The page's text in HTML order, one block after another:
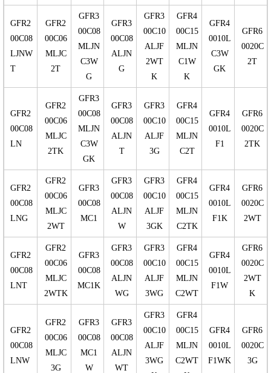
GFR2
00C08
LJNW
T
GFR2
00C06
MLJC
2T
GFR3
00C08
MLJN
C3W
G
GFR3
00C08
ALJN
G
GFR3
00C10
ALJF
2WT
K
GFR4
00C15
MLJN
C1W
K
GFR4
0010L
C3W
GK
GFR6
0020C
2T
GFR2
00C08
LN
GFR2
00C06
MLJC
2TK
GFR3
00C08
MLJN
C3W
GK
GFR3
00C08
ALJN
T
GFR3
00C10
ALJF
3G
GFR4
00C15
MLJN
C2T
GFR4
0010L
F1
GFR6
0020C
2TK
GFR2
00C08
LNG
GFR2
00C06
MLJC
2WT
GFR3
00C08
MC1
GFR3
00C08
ALJN
W
GFR3
00C10
ALJF
3GK
GFR4
00C15
MLJN
C2TK
GFR4
0010L
F1K
GFR6
0020C
2WT
GFR2
00C08
LNT
GFR2
00C06
MLJC
2WTK
GFR3
00C08
MC1K
GFR3
00C08
ALJN
WG
GFR3
00C10
ALJF
3WG
GFR4
00C15
MLJN
C2WT
GFR4
0010L
F1W
GFR6
0020C
2WT
K
GFR2
00C08
LNW
GFR2
00C06
MLJC
3G
GFR3
00C08
MC1
W
GFR3
00C08
ALJN
WT
GFR3
00C10
ALJF
3WG
GFR4
00C15
MLJN
C2WT
GFR4
0010L
F1WK
GFR6
0020C
3G